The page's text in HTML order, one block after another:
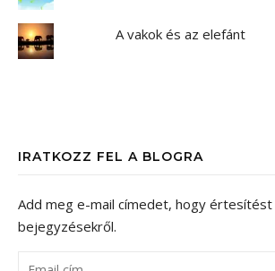
A vakok és az elefánt
IRATKOZZ FEL A BLOGRA
Add meg e-mail címedet, hogy értesítést
bejegyzésekről.